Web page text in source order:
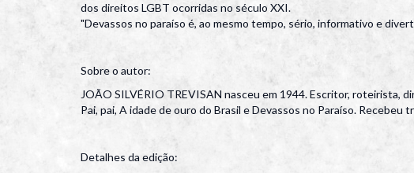
dos direitos LGBT ocorridas no século XXI.
"Devassos no paraíso é, ao mesmo tempo, sério, informativo e
Sobre o autor:
JOÃO SILVÉRIO TREVISAN nasceu em 1944. Escritor, roteirista,
Pai, pai, A idade de ouro do Brasil e Devassos no Paraíso.
Detalhes da edição: